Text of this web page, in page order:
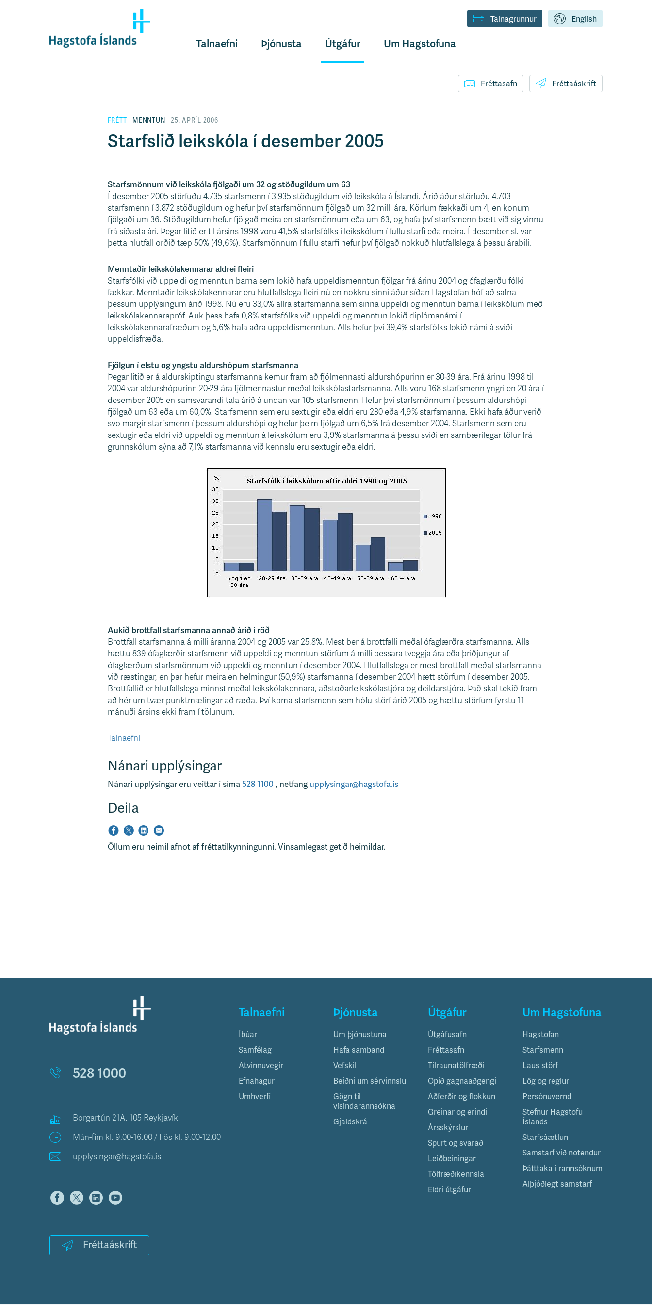
English
Talnagrunnur
Talnaefni Þjónusta Útgáfur Um Hagstofuna
Fréttasafn Fréttaáskrift
FRÉTT MENNTUN 25. APRÍL 2006
Starfslið leikskóla í desember 2005
Starfsmönnum við leikskóla fjölgaði um 32 og stöðugildum um 63
Í desember 2005 störfuðu 4.735 starfsmenn í 3.935 stöðugildum við leikskóla á Íslandi. Árið áður störfuðu 4.703
starfsmenn í 3.872 stöðugildum og hefur því starfsmönnum fjölgað um 32 milli ára. Körlum fækkaði um 4, en konum
fjölgaði um 36. Stöðugildum hefur fjölgað meira en starfsmönnum eða um 63, og hafa því starfsmenn bætt við sig vinnu
frá síðasta ári. Þegar litið er til ársins 1998 voru 41,5% starfsfólks í leikskólum í fullu starfi eða meira. Í desember sl. var
þetta hlutfall orðið tæp 50% (49,6%). Starfsmönnum í fullu starfi hefur því fjölgað nokkuð hlutfallslega á þessu árabili.
Menntaðir leikskólakennarar aldrei fleiri
Starfsfólki við uppeldi og menntun barna sem lokið hafa uppeldismenntun fjölgar frá árinu 2004 og ófaglærðu fólki
fækkar. Menntaðir leikskólakennarar eru hlutfallslega fleiri nú en nokkru sinni áður síðan Hagstofan hóf að safna
þessum upplýsingum árið 1998. Nú eru 33,0% allra starfsmanna sem sinna uppeldi og menntun barna í leikskólum með
leikskólakennarapróf. Auk þess hafa 0,8% starfsfólks við uppeldi og menntun lokið diplómanámi í
leikskólakennarafræðum og 5,6% hafa aðra uppeldismenntun. Alls hefur því 39,4% starfsfólks lokið námi á sviði
uppeldisfræða.
Fjölgun í elstu og yngstu aldurshópum starfsmanna
Þegar litið er á aldurskiptingu starfsmanna kemur fram að fjölmennasti aldurshópurinn er 30-39 ára. Frá árinu 1998 til
2004 var aldurshópurinn 20-29 ára fjölmennastur meðal leikskólastarfsmanna. Alls voru 168 starfsmenn yngri en 20 ára í
desember 2005 en samsvarandi tala árið á undan var 105 starfsmenn. Hefur því starfsmönnum í þessum aldurshópi
fjölgað um 63 eða um 60,0%. Starfsmenn sem eru sextugir eða eldri eru 230 eða 4,9% starfsmanna. Ekki hafa áður verið
svo margir starfsmenn í þessum aldurshópi og hefur þeim fjölgað um 6,5% frá desember 2004. Starfsmenn sem eru
sextugir eða eldri við uppeldi og menntun á leikskólum eru 3,9% starfsmanna á þessu sviði en sambærilegar tölur frá
grunnskólum sýna að 7,1% starfsmanna við kennslu eru sextugir eða eldri.
Aukið brottfall starfsmanna annað árið í röð
Brottfall starfsmanna á milli áranna 2004 og 2005 var 25,8%. Mest ber á brottfalli meðal ófaglærðra starfsmanna. Alls
hættu 839 ófaglærðir starfsmenn við uppeldi og menntun störfum á milli þessara tveggja ára eða þriðjungur af
ófaglærðum starfsmönnum við uppeldi og menntun í desember 2004. Hlutfallslega er mest brottfall meðal starfsmanna
við ræstingar, en þar hefur meira en helmingur (50,9%) starfsmanna í desember 2004 hætt störfum í desember 2005.
Brottfallið er hlutfallslega minnst meðal leikskólakennara, aðstoðarleikskólastjóra og deildarstjóra. Það skal tekið fram
að hér um tvær punktmælingar að ræða. Því koma starfsmenn sem hófu störf árið 2005 og hættu störfum fyrstu 11
mánuði ársins ekki fram í tölunum.
Talnaefni
Nánari upplýsingar
Nánari upplýsingar eru veittar í síma528 1100 , netfangupplysingar@hagstofa.is
Deila
Öllum eru heimil afnot af fréttatilkynningunni. Vinsamlegast getið heimildar.
528 1000
Borgartún 21A, 105 Reykjavík
Mán-fim kl. 9.00-16.00 / Fös kl. 9.00-12.00
upplysingar@hagstofa.is
Fréttaáskrift
Talnaefni
Íbúar
Samfélag
Atvinnuvegir
Efnahagur
Umhverfi
Þjónusta
Um þjónustuna
Hafa samband
Vefskil
Beiðni um sérvinnslu
Gögn til
vísindarannsókna
Gjaldskrá
Útgáfur
Útgáfusafn
Fréttasafn
Tilraunatölfræði
Opið gagnaaðgengi
Aðferðir og flokkun
Greinar og erindi
Ársskýrslur
Spurt og svarað
Leiðbeiningar
Tölfræðikennsla
Eldri útgáfur
Um Hagstofuna
Hagstofan
Starfsmenn
Laus störf
Lög og reglur
Persónuvernd
Stefnur Hagstofu
Íslands
Starfsáætlun
Samstarf við notendur
Þátttaka í rannsóknum
Alþjóðlegt samstarf